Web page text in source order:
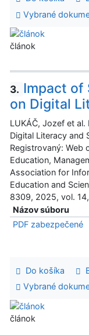
Vybrané
článok
3. Impact of
on Digital
LUKÁČ, Jozef et
Digital Literacy and
Registrovaný: Web
Education,
Association for
Education and
8309, 2025, vol.
Názov súboru
PDF zabezpečené
Do košíka
Vybrané
článok